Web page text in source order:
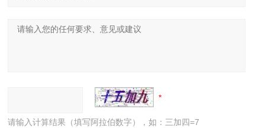
请输入计算结果（填写阿拉伯数字），如：三加四=7